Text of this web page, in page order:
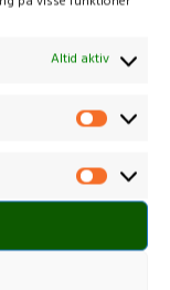
Altid aktiv
m. batteri,Tilbud
1200